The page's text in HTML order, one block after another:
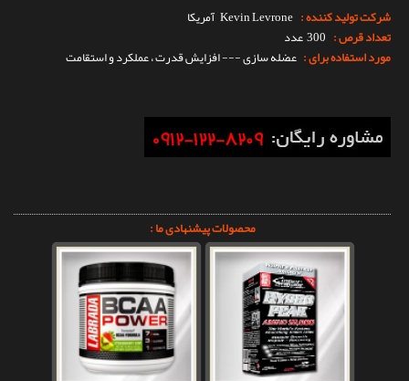
شرکت تولید کننده : Kevin Levrone آمریکا
تعداد قرص : 300 عدد
مورد استفاده برای : عضله سازی --- افزایش قدرت ، عملکرد و استقامت
محصولات پیشنهادی ما :